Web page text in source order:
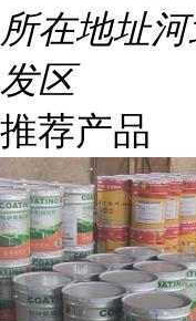
所在地址
发区
推荐产品